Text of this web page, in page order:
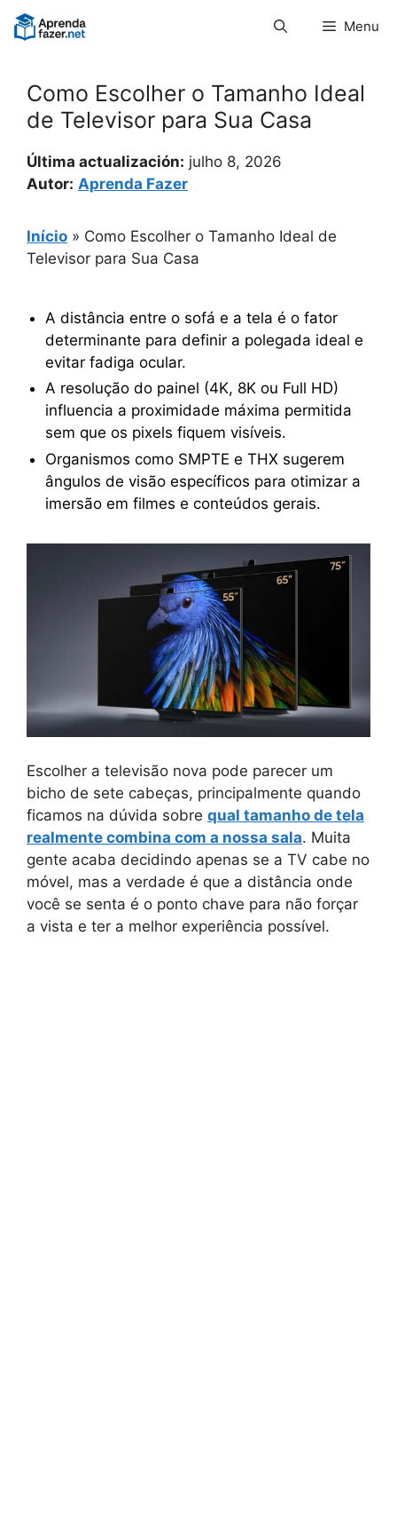
Pular
para
Menu
Como Escolher o Tamanho Ideal
de Televisor para Sua Casa
Última actualización: julho 8, 2026
Autor: Aprenda Fazer
Início » Como Escolher o Tamanho Ideal de
Televisor para Sua Casa
A distância entre o sofá e a tela é o fator
determinante para definir a polegada ideal e
evitar fadiga ocular.
A resolução do painel (4K, 8K ou Full HD)
influencia a proximidade máxima permitida
sem que os pixels fiquem visíveis.
Organismos como SMPTE e THX sugerem
ângulos de visão específicos para otimizar a
imersão em filmes e conteúdos gerais.
Escolher a televisão nova pode parecer um
bicho de sete cabeças, principalmente quando
ficamos na dúvida sobre qual tamanho de tela
realmente combina com a nossa sala. Muita
gente acaba decidindo apenas se a TV cabe no
móvel, mas a verdade é que a distância onde
você se senta é o ponto chave para não forçar
a vista e ter a melhor experiência possível.